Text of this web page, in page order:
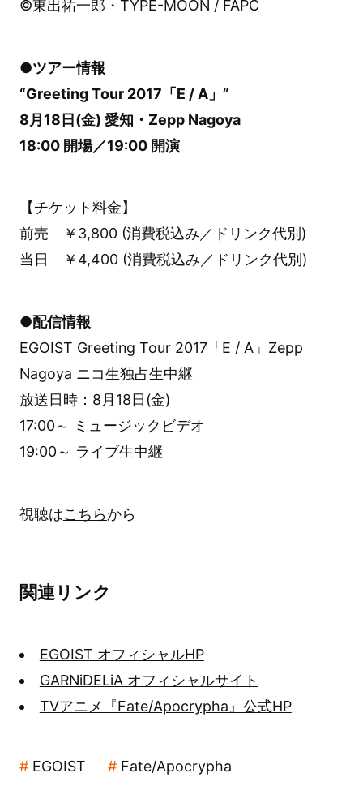
©東出祐一郎・TYPE-MOON / FAPC
●ツアー情報
“Greeting Tour 2017「E / A」”
8月18日(金) 愛知・Zepp Nagoya
18:00 開場／19:00 開演
【チケット料金】
前売 ￥3,800 (消費税込み／ドリンク代別)
当日 ￥4,400 (消費税込み／ドリンク代別)
●配信情報
EGOIST Greeting Tour 2017「E / A」Zepp
Nagoya ニコ生独占生中継
放送日時：8月18日(金)
17:00～ ミュージックビデオ
19:00～ ライブ生中継
視聴はこちらから
関連リンク
EGOIST オフィシャルHP
GARNiDELiA オフィシャルサイト
TVアニメ『Fate/Apocrypha』公式HP
EGOIST
Fate/Apocrypha